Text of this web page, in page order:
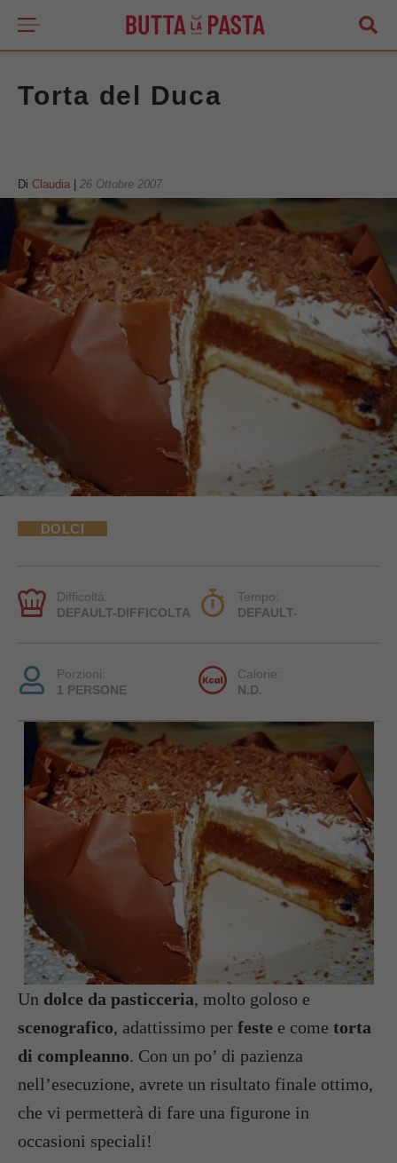
Torta del Duca
Di Claudia 26 Ottobre 2007
DOLCI
Difficoltà:
DEFAULT-DIFFICOLTA
Tempo:
DEFAULT-
Porzioni:
1 PERSONE
Calorie:
N.D.
Un dolce da pasticceria, molto goloso e
scenografico, adattissimo per feste e come torta
di compleanno. Con un po’ di pazienza
nell’esecuzione, avrete un risultato finale ottimo,
che vi permetterà di fare una figurone in
occasioni speciali!